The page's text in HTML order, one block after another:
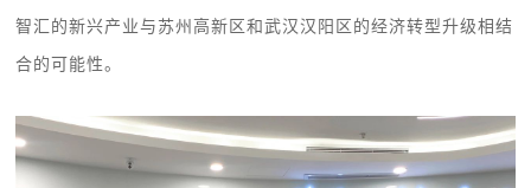
智汇的新兴产业与苏州高新区和武汉汉阳区的经济转型升级相结
合的可能性。